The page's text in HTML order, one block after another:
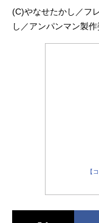
クリームパンダ：
ジャムおじさん： 山寺
(C)やなせたかし／フ
し／アンパンマン製
【